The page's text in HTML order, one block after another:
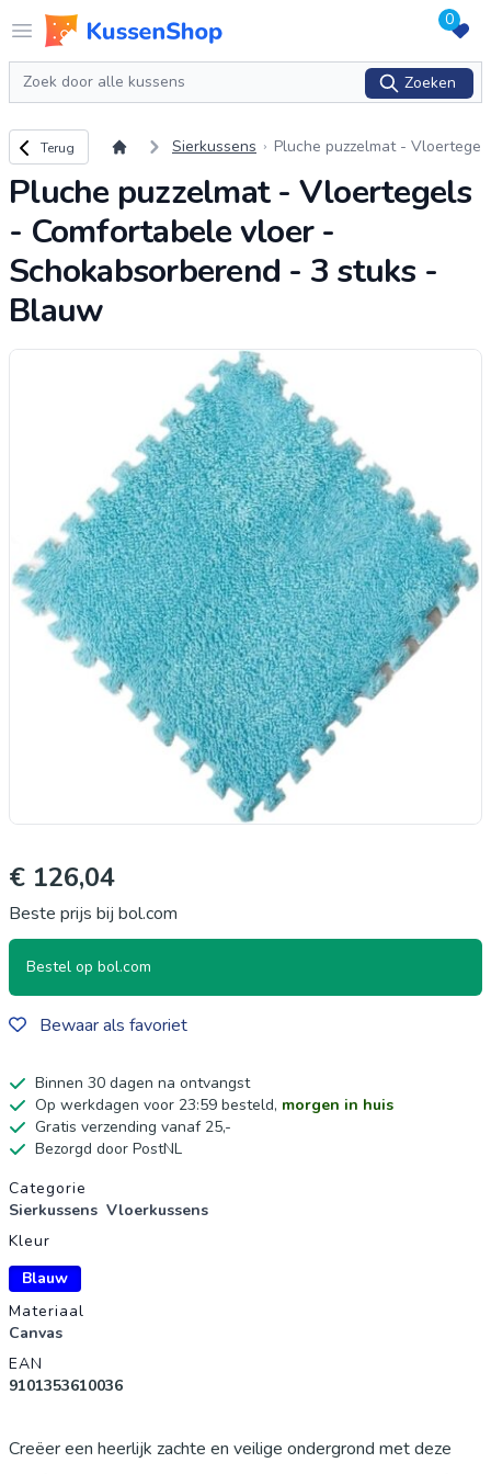
Open menu
Logo www.kussenshop.nl 0
Zoeken
Zoeken
Terug naar overzicht
Terug Sierkussens
Pluche puzzelmat - Vloertege
okabsorberend - 3 stuks - Bl
Pluche puzzelmat - Vloertegels
- Comfortabele vloer -
Schokabsorberend - 3 stuks -
Blauw
€ 126,04
Beste prijs bij bol.com
Bestel op bol.com
Bewaar als favoriet
Binnen 30 dagen na ontvangst
Op werkdagen voor 23:59 besteld, morgen in huis
Gratis verzending vanaf 25,-
Bezorgd door PostNL
Productgegevens
Categorie
Sierkussens Vloerkussens
Kleur
Blauw
Materiaal
Canvas
EAN
9101353610036
Creëer een heerlijk zachte en veilige ondergrond met deze